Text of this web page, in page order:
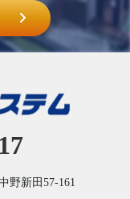
野新田57-161